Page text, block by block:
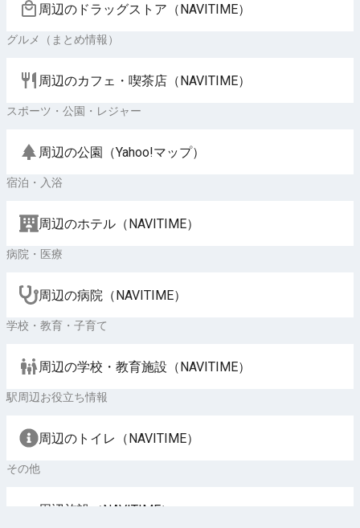
周辺のドラッグストア（NAVITIME）
グルメ（まとめ情報）
周辺のカフェ・喫茶店（NAVITIME）
スポーツ・公園・レジャー
周辺の公園（Yahoo!マップ）
宿泊・入浴
周辺のホテル（NAVITIME）
病院・医療
周辺の病院（NAVITIME）
学校・教育・子育て
周辺の学校・教育施設（NAVITIME）
駅周辺お役立ち情報
周辺のトイレ（NAVITIME）
その他
周辺施設（NAVITIME）